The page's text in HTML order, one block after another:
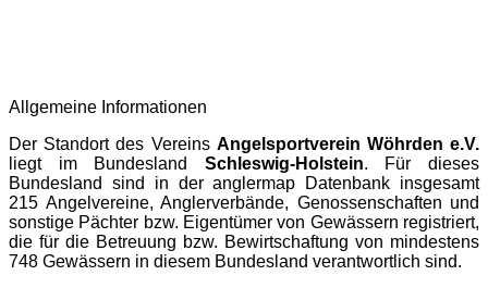
Allgemeine Informationen
Der Standort des Vereins Angelsportverein Wöhrden e.V.
liegt im Bundesland Schleswig-Holstein. Für dieses
Bundesland sind in deranglermap Datenbank insgesamt
215 Angelvereine, Anglerverbände, Genossenschaften und
sonstige Pächter bzw. Eigentümer von Gewässern registriert,
die für die Betreuung bzw. Bewirtschaftung von mindestens
748 Gewässern in diesem Bundesland verantwortlich sind.